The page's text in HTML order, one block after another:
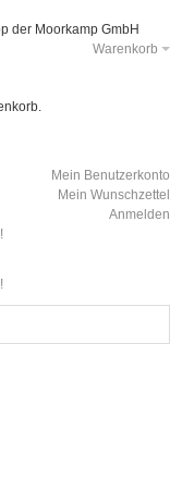
der Moorkamp GmbH
Warenkorb
Mein Benutzerkonto
Mein Wunschzettel
Anmelden